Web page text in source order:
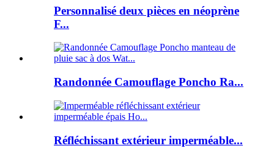
Personnalisé deux pièces en néoprène
F...
Randonnée Camouflage Poncho Ra...
Réfléchissant extérieur imperméable...